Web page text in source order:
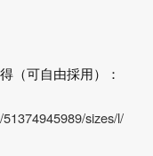
（可自由採用）：
sizes/l/